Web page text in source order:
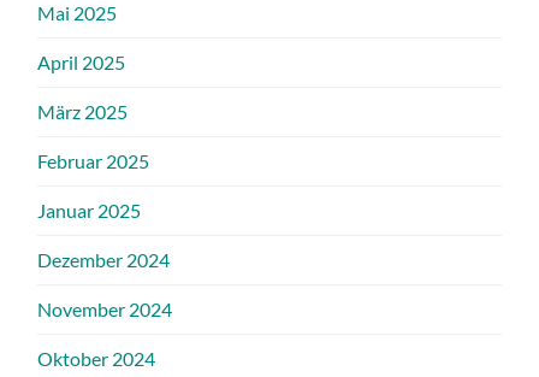
Mai 2025
April 2025
März 2025
Februar 2025
Januar 2025
Dezember 2024
November 2024
Oktober 2024